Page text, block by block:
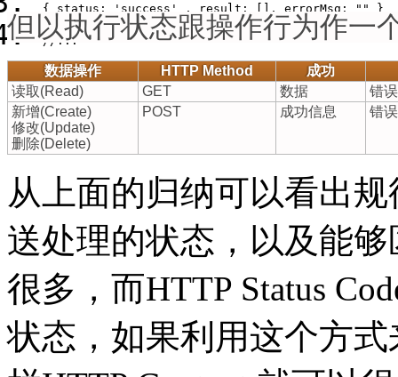
{ status: 'success' , result: [], errorMsg: ""
//...
但以执行状态跟操作行为作一
数据操作 HTTP Method
成功
读取(Read)
GET 数据
错
新增(Create)
修改(Update)
删除(Delete)
POST 成功信息 错
从上面的归纳可以看出
送处理的状态，以及能
很多，而HTTP Status
状态，如果利用这个方